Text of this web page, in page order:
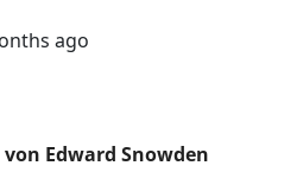
Edward Snowden